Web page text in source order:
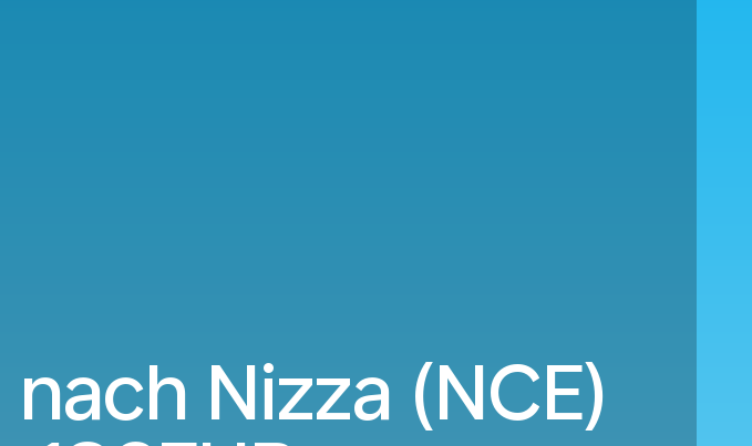
Nizza (NCE)